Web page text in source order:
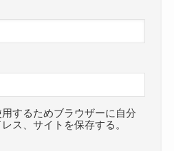
するためブラウザーに自分
ス、サイトを保存する。